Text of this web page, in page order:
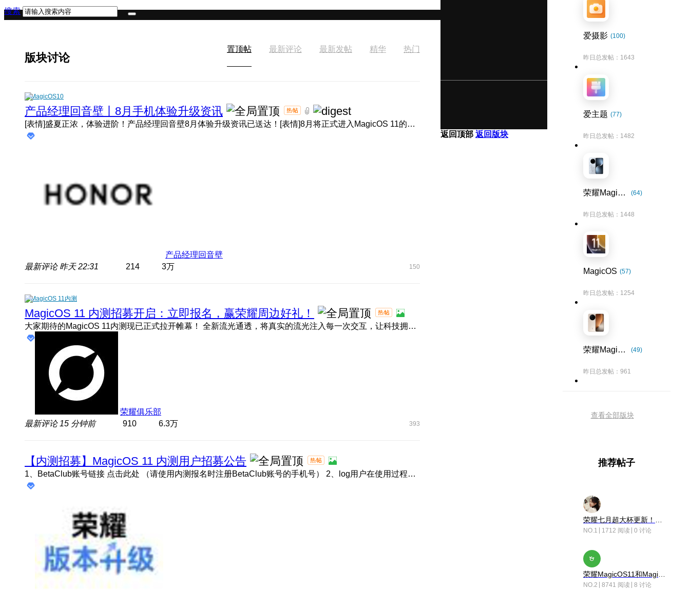
搜索
版块讨论
置顶帖 最新评论 最新发帖 精华 热门
MagicOS10
产品经理回音壁丨8月手机体验升级资讯
[表情]盛夏正浓，体验进阶！产品经理回音壁8月体验升级资讯已送达！[表情]8月将正式进入MagicOS 11的升级节奏，内 ...
产品经理回音壁
最新评论 昨天 22:31 214 3万 150
MagicOS 11内测
MagicOS 11 内测招募开启：立即报名，赢荣耀周边好礼！
大家期待的MagicOS 11内测现已正式拉开帷幕！ 全新流光通透，将真实的流光注入每一次交互，让科技拥有呼吸的灵动 ...
荣耀俱乐部
最新评论 15 分钟前 910 6.3万 393
【内测招募】MagicOS 11 内测用户招募公告
1、BetaClub账号链接 点击此处 （请使用内测报名时注册BetaClub账号的手机号） 2、log用户在使用过程中如遇问题 ...
爱摄影 (100)
昨日总发帖：1643
爱主题 (77)
昨日总发帖：1482
荣耀Magic7系列 (64)
昨日总发帖：1448
MagicOS (57)
昨日总发帖：1254
荣耀Magic8系列 (49)
昨日总发帖：961
查看全部版块
推荐帖子
NO.1 1712 阅读 0 讨论
NO.2 8741 阅读 8 讨论
返回顶部 返回版块